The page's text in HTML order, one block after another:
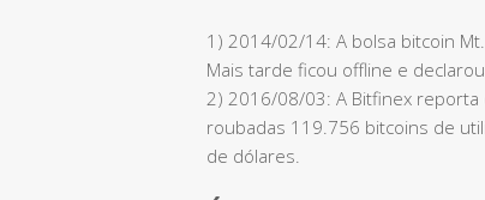
1) 2014/02/14: A bolsa bitcoin
Mais tarde ficou offline e declarou
2) 2016/08/03: A Bitfinex
roubadas 119.756 bitcoins de
de dólares.